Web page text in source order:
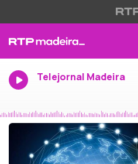
Telejornal Madeira